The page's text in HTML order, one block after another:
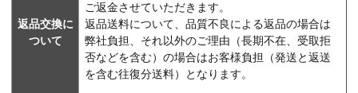
返品交換に
ついて
ご返金させていただきます。
返品送料について、品質不良による返品の場合は
弊社負担、それ以外のご理由（長期不在、受取拒
否などを含む）の場合はお客様負担（発送と返送
を含む往復分送料）となります。